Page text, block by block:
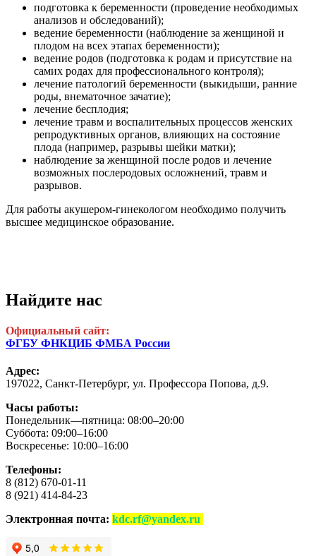
подготовка к беременности (проведение необходимых
анализов и обследований);
ведение беременности (наблюдение за женщиной и
плодом на всех этапах беременности);
ведение родов (подготовка к родам и присутствие на
самих родах для профессионального контроля);
лечение патологий беременности (выкидыши, ранние
роды, внематочное зачатие);
лечение бесплодия;
лечение травм и воспалительных процессов женских
репродуктивных органов, влияющих на состояние
плода (например, разрывы шейки матки);
наблюдение за женщиной после родов и лечение
возможных послеродовых осложнений, травм и
разрывов.
Для работы акушером-гинекологом необходимо получить
высшее медицинское образование.
Найдите нас
Официальный сайт:
ФГБУ ФНКЦИБ ФМБА России
Адрес:
197022, Санкт-Петербург, ул. Профессора Попова, д.9.
Часы работы:
Понедельник—пятница: 08:00–20:00
Суббота: 09:00–16:00
Воскресенье: 10:00–16:00
Телефоны:
8 (812) 670-01-11
8 (921) 414-84-23
Электронная почта: kdc.rf@yandex.ru